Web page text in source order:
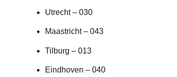
Utrecht – 030
Maastricht – 043
Tilburg – 013
Eindhoven – 040